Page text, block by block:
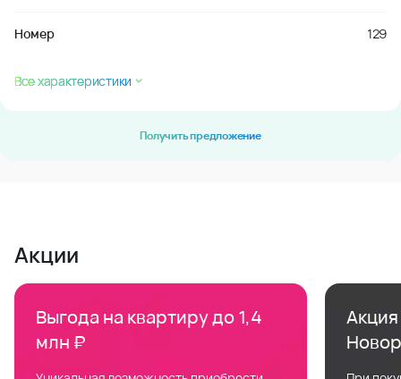
Номер 129
Все характеристики
Получить предложение
Акции
Выгода на квартиру до 1,4
млн ₽